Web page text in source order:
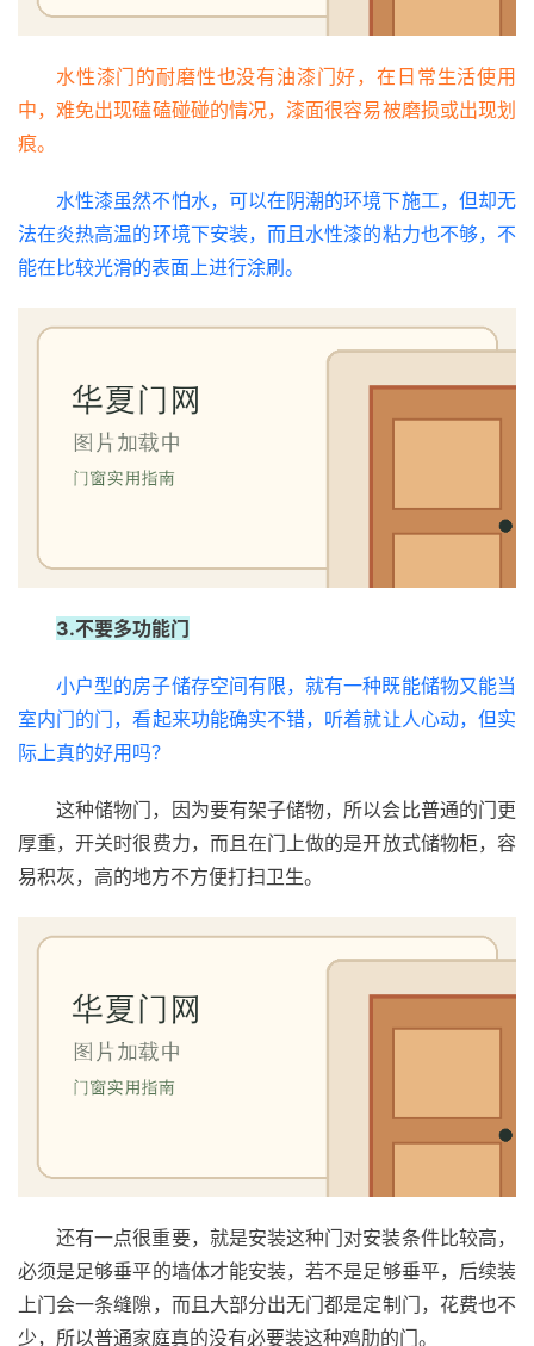
首
卧
卫
生
水性漆门的耐磨性也没有油漆门好，在日常生活使用
中，难免出现磕磕碰碰的情况，漆面很容易被磨损或出现划
痕。
水性漆虽然不怕水，可以在阴潮的环境下施工，但却无
法在炎热高温的环境下安装，而且水性漆的粘力也不够，不
能在比较光滑的表面上进行涂刷。
3.不要多功能门
小户型的房子储存空间有限，就有一种既能储物又能当
室内门的门，看起来功能确实不错，听着就让人心动，但实
际上真的好用吗？
这种储物门，因为要有架子储物，所以会比普通的门更
厚重，开关时很费力，而且在门上做的是开放式储物柜，容
易积灰，高的地方不方便打扫卫生。
还有一点很重要，就是安装这种门对安装条件比较高，
必须是足够垂平的墙体才能安装，若不是足够垂平，后续装
上门会一条缝隙，而且大部分出无门都是定制门，花费也不
少，所以普通家庭真的没有必要装这种鸡肋的门。